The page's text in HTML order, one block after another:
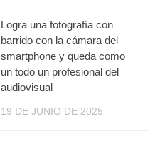
Logra una fotografía con
barrido con la cámara del
smartphone y queda como
un todo un profesional del
audiovisual
19 DE JUNIO DE 2025